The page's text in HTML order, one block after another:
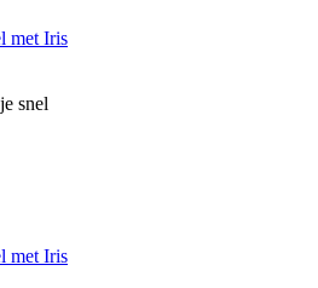
met Iris
snel
met Iris